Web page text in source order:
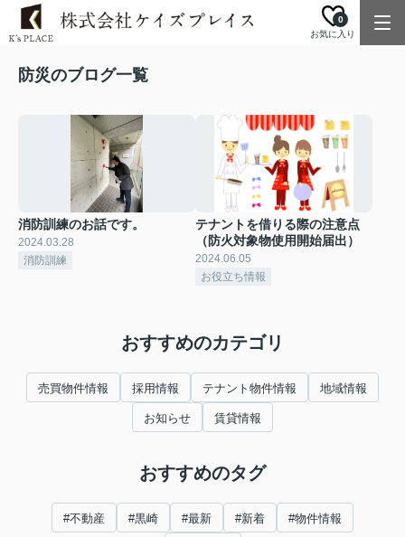
お気に入り
0
防災のブログ一覧
消防訓練のお話です。
2024.03.28
消防訓練
テナントを借りる際の注意点
（防火対象物使用開始届出）
2024.06.05
お役立ち情報
おすすめのカテゴリ
売買物件情報 採用情報 テナント物件情報 地域情報
お知らせ 賃貸情報
おすすめのタグ
#不動産 #黒崎 #最新 #新着 #物件情報